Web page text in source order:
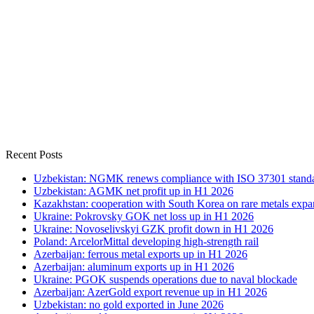
Recent Posts
Uzbekistan: NGMK renews compliance with ISO 37301
Uzbekistan: AGMK net profit up in H1 2026
Kazakhstan: cooperation with South Korea on rare metals
Ukraine: Pokrovsky GOK net loss up in H1 2026
Ukraine: Novoselivskyi GZK profit down in H1 2026
Poland: ArcelorMittal developing high-strength rail
Azerbaijan: ferrous metal exports up in H1 2026
Azerbaijan: aluminum exports up in H1 2026
Ukraine: PGOK suspends operations due to naval blockade
Azerbaijan: AzerGold export revenue up in H1 2026
Uzbekistan: no gold exported in June 2026